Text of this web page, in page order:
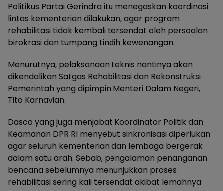
Politikus Partai Gerindra itu menegaskan koordinasi
lintas kementerian dilakukan, agar program
rehabilitasi tidak kembali tersendat oleh persoalan
birokrasi dan tumpang tindih kewenangan.
Menurutnya, pelaksanaan teknis nantinya akan
dikendalikan Satgas Rehabilitasi dan Rekonstruksi
Pemerintah yang dipimpin Menteri Dalam Negeri,
Tito Karnavian.
Dasco yang juga menjabat Koordinator Politik dan
Keamanan DPR RI menyebut sinkronisasi diperlukan
agar seluruh kementerian dan lembaga bergerak
dalam satu arah. Sebab, pengalaman penanganan
bencana sebelumnya menunjukkan proses
rehabilitasi sering kali tersendat akibat lemahnya